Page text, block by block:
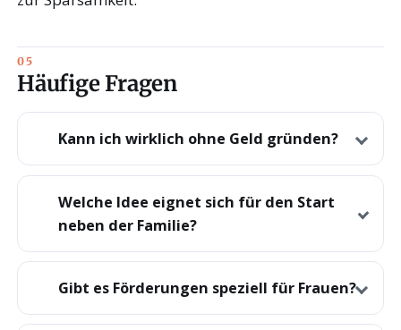
Häufige Fragen
Kann ich wirklich ohne Geld gründen?
Welche Idee eignet sich für den Start
neben der Familie?
Gibt es Förderungen speziell für Frauen?